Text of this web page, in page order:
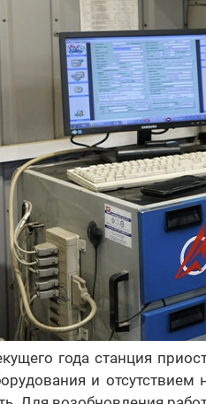
года станция
и отсутствием